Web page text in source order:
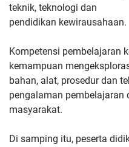
teknik, teknologi dan
pendidikan kewirausahaan.
Kompetensi pembelajaran
kemampuan
bahan, alat, prosedur dan
pengalaman pembelajaran
masyarakat.
Di samping itu, peserta